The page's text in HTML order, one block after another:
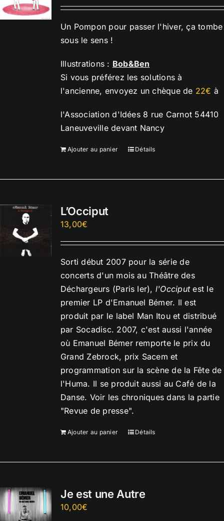
Un Pompon pour passer l'hiver, ça tombe
sous le sens !
Illustrations : Bob&Ben
Si vous préférez les solutions à
l'ancienne, envoyez un chèque de 22€ à
l'Association d'Idées 8 rue Carnot 54410
Laneuveville devant Nancy
Ajouter au panier Détails
L’Occiput
13,00€
Sorti début 2007 pour la série de
concerts d'un mois au Théâtre des
Déchargeurs (Paris Ier), l'Occiputest le
premier LP d'Emanuel Bémer. Il est
produit par le label Man Itou et distribué
par Socadisc. 2007, c'est aussi l'année
où Emanuel Bémer remporte le prix du
Grand Zebrock, prix Sacem et
programmation sur la scène de la Fête de
l'Huma. Il se produit aussi au Café de la
Danse. Voir les chroniques dans la partie
"Revue de presse".
Ajouter au panier Détails
Je est une Autre
10,00€